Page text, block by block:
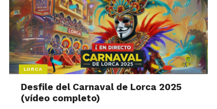
LORCA
Desfile del Carnaval de Lorca 2025
(vídeo completo)